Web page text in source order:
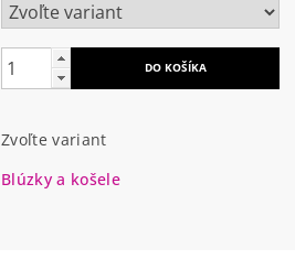
Zvoľte variant
Blúzky a košele